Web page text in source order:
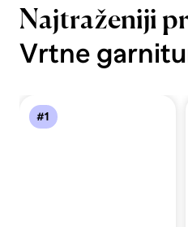
Najtraženiji
Vrtne
#1